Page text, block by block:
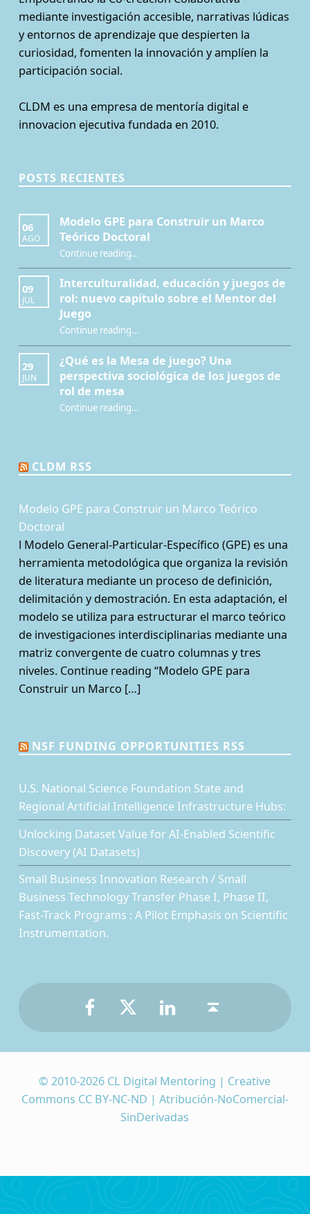
mediante investigación accesible, narrativas lúdicas
y entornos de aprendizaje que despierten la
curiosidad, fomenten la innovación y amplíen la
participación social.
CLDM es una empresa de mentoría digital e
innovacion ejecutiva fundada en 2010.
POSTS RECIENTES
06
AGO
Modelo GPE para Construir un Marco
Teórico Doctoral
Continue reading“Modelo GPE para Construir un Marco Teórico Doctoral”
…
09
JUL
Interculturalidad, educación y juegos de
rol: nuevo capítulo sobre el Mentor del
Juego
Continue reading“Interculturalidad, educación y juegos de rol: nuevo capítulo sobre el Mentor del Juego”
…
29
JUN
¿Qué es la Mesa de juego? Una
perspectiva sociológica de los juegos de
rol de mesa
Continue reading“¿Qué es la Mesa de juego? Una perspectiva sociológica de los juegos de rol de mesa”
…
CLDM RSS
Modelo GPE para Construir un Marco Teórico
Doctoral
l Modelo General-Particular-Específico (GPE) es una
herramienta metodológica que organiza la revisión
de literatura mediante un proceso de definición,
delimitación y demostración. En esta adaptación, el
modelo se utiliza para estructurar el marco teórico
de investigaciones interdisciplinarias mediante una
matriz convergente de cuatro columnas y tres
niveles. Continue reading “Modelo GPE para
Construir un Marco […]
NSF FUNDING OPPORTUNITIES RSS
U.S. National Science Foundation State and
Regional Artificial Intelligence Infrastructure Hubs:
Unlocking Dataset Value for AI-Enabled Scientific
Discovery (AI Datasets)
Small Business Innovation Research / Small
Business Technology Transfer Phase I, Phase II,
Fast-Track Programs : A Pilot Emphasis on Scientific
Instrumentation.
© 2010-2026 CL Digital Mentoring | Creative
Commons CC BY-NC-ND | Atribución-NoComercial-
SinDerivadas